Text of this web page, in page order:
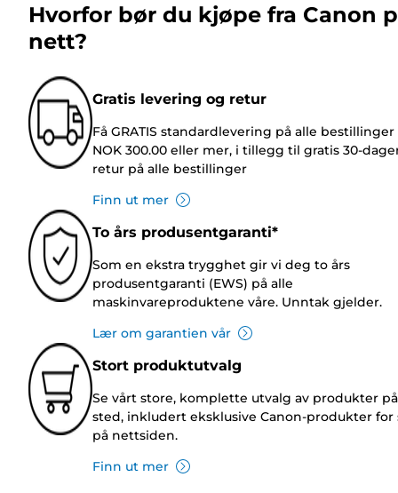
Hvorfor bør du kjøpe fra Canon
nett?
Gratis levering og retur
Få GRATIS standardlevering på alle bestillinger
NOK 300.00 eller mer, i tillegg til gratis 30-
retur på alle bestillinger
Finn ut mer
To års produsentgaranti*
Som en ekstra trygghet gir vi deg to års
produsentgaranti (EWS) på alle
maskinvareproduktene våre. Unntak gjelder.
Lær om garantien vår
Stort produktutvalg
Se vårt store, komplette utvalg av produkter
sted, inkludert eksklusive Canon-produkter for
på nettsiden.
Finn ut mer